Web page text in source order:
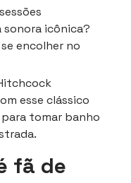
sonora icônica?
encolher no
esse clássico
tomar banho
fã de